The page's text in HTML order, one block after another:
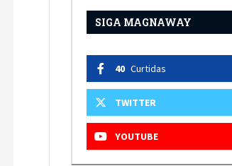
SIGA MAGNAWAY
40 Curtidas
TWITTER
YOUTUBE